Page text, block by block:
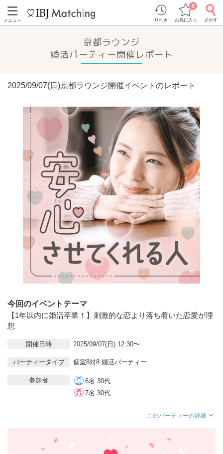
メニュー りれき お気に入り
0
さがす
京都ラウンジ
婚活パーティー開催レポート
2025/09/07(日)京都ラウンジ開催イベントのレポート
今回のイベントテーマ
【1年以内に婚活卒業！】刺激的な恋より落ち着いた恋愛が理
想
開催日時 2025/09/07(日) 12:30〜
パーティータイプ 個室8対8 婚活パーティー
参加者
6名 30代
7名 30代
このパーティーの詳細